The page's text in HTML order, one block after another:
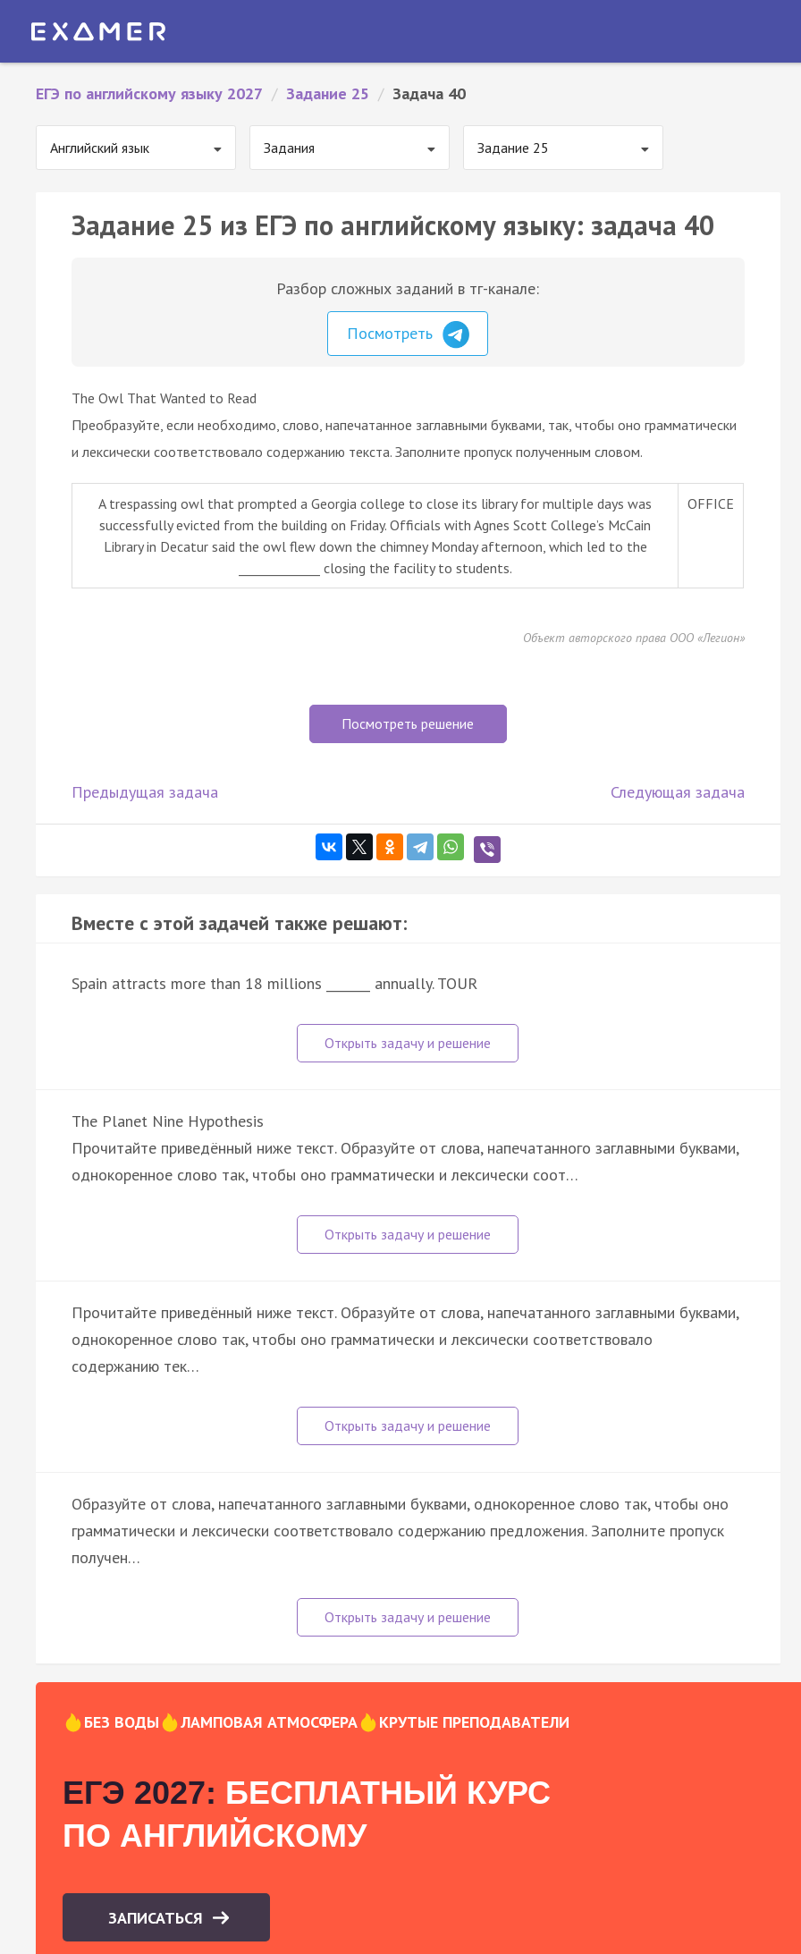
ЕГЭ по английскому языку 2027 / Задание 25 / Задача 40
Английский язык Задания Задание 25
Задание 25 из ЕГЭ по английскому языку: задача 40
Разбор сложных заданий в тг-канале:
Посмотреть
The Owl That Wanted to Read
Преобразуйте, если необходимо, слово, напечатанное заглавными буквами, так, чтобы оно грамматически
и лексически соответствовало содержанию текста. Заполните пропуск полученным словом.
A trespassing owl that prompted a Georgia college to close its library for multiple days was
successfully evicted from the building on Friday. Officials with Agnes Scott College’s McCain
Library in Decatur said the owl flew down the chimney Monday afternoon, which led to the
_____________ closing the facility to students.
OFFICE
Объект авторского права ООО «Легион»
Посмотреть решение
Предыдущая задача Следующая задача
Вместе с этой задачей также решают:
Spain attracts more than 18 millions _______ annually. TOUR
The Planet Nine Hypothesis
Прочитайте приведённый ниже текст. Образуйте от слова, напечатанного заглавными буквами,
однокоренное слово так, чтобы оно грамматически и лексически соот…
Прочитайте приведённый ниже текст. Образуйте от слова, напечатанного заглавными буквами,
однокоренное слово так, чтобы оно грамматически и лексически соответствовало
содержанию тек…
Образуйте от слова, напечатанного заглавными буквами, однокоренное слово так, чтобы оно
грамматически и лексически соответствовало содержанию предложения. Заполните пропуск
получен…
БЕЗ ВОДЫ ЛАМПОВАЯ АТМОСФЕРА КРУТЫЕ ПРЕПОДАВАТЕЛИ
ЕГЭ 2027: БЕСПЛАТНЫЙ КУРС
ПО АНГЛИЙСКОМУ
ЗАПИСАТЬСЯ